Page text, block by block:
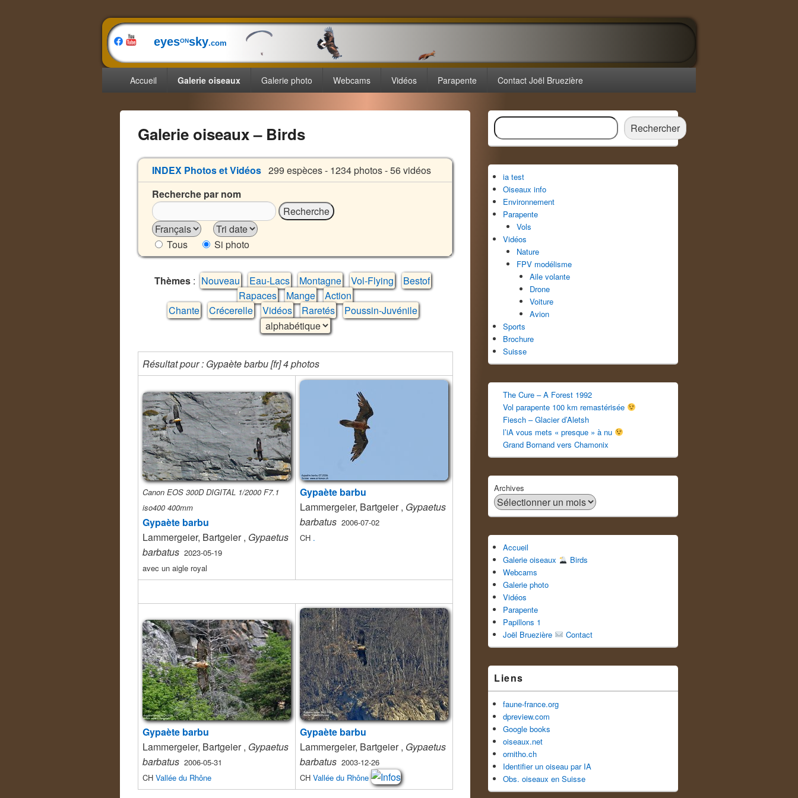
eyesONsky.com
principalAccueil Galerie oiseaux Galerie photo Webcams Vidéos Parapente Contact Joël Bruezière
Galerie oiseaux – Birds
INDEX Photos et Vidéos 299 espèces - 1234 photos - 56 vidéos
Recherche par nom
Tous Si photo
Thèmes : Nouveau Eau-Lacs Montagne Vol-Flying
Bestof
Rapaces
Mange
Action
Chante
Crécerelle Vidéos Raretés Poussin-Juvénile
Résultat pour : Gypaète barbu [fr] 4 photos
Canon EOS 300D DIGITAL 1/2000 F7.1
iso400 400mm
Gypaète barbu
Lammergeier, Bartgeier , Gypaetus
barbatus 2023-05-19
avec un aigle royal
Gypaète barbu
Lammergeier, Bartgeier , Gypaetus
barbatus 2006-07-02
CH .
Gypaète barbu
Lammergeier, Bartgeier , Gypaetus
barbatus 2006-05-31
CH Vallée du Rhône
Gypaète barbu
Lammergeier, Bartgeier , Gypaetus
barbatus 2003-12-26
CH Vallée du Rhône
Zone
principale
de
widget
la
barre
latérale
Rechercher Rechercher
ia test
Oiseaux info
Environnement
Parapente
Vols
Vidéos
Nature
FPV modélisme
Aile volante
Drone
Voiture
Avion
Sports
Brochure
Suisse
The Cure – A Forest 1992
Vol parapente 100 km remastérisée
Fiesch – Glacier d’Aletsh
l’iA vous mets « presque » à nu
Grand Bornand vers Chamonix
Archives
Accueil
Galerie oiseaux
Birds
Webcams
Galerie photo
Vidéos
Parapente
Papillons 1
Joël Bruezière
Contact
Liens
faune-france.org
dpreview.com
Google books
oiseaux.net
ornitho.ch
Identifier un oiseau par IA
Obs. oiseaux en Suisse